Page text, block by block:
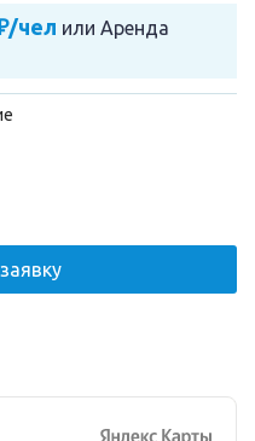
чел или Аренда